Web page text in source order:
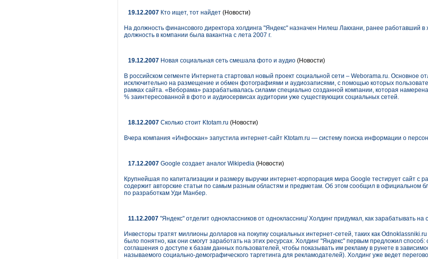
19.12.2007 Кто ищет, тот найдет (Новости)
На должность финансового директора холдинга "Яндекс" назначен Нилеш Лакхани, ранее работавший
должность в компании была вакантна с лета 2007 г.
19.12.2007 Новая социальная сеть смешала фото и аудио (Новости)
В российском сегменте Интернета стартовал новый проект социальной сети – Weborama.ru. Основное
исключительно на размещение и обмен фотографиями и аудиозаписями, с помощью которых
рамках сайта. «Веборама» разрабатывалась силами специально созданной компании, которая
% заинтересованной в фото и аудиосервисах аудитории уже существующих социальных сетей.
18.12.2007 Сколько стоит Ktotam.ru (Новости)
Вчера компания «Инфоскан» запустила интернет-сайт Ktotam.ru — систему поиска информации о
17.12.2007 Google создает аналог Wikipedia (Новости)
Крупнейшая по капитализации и размеру выручки интернет-корпорация мира Google тестирует сайт с
содержит авторские статьи по самым разным областям и предметам. Об этом сообщил в официальном
по разработкам Уди Манбер.
11.12.2007 "Яндекс" отделит одноклассников от одноклассниц/ Холдинг придумал, как зарабатывать на
Инвесторы тратят миллионы долларов на покупку социальных интернет-сетей, таких как
было понятно, как они смогут заработать на этих ресурсах. Холдинг "Яндекс" первым предложил способ:
соглашения о доступе к базам данных пользователей, чтобы показывать им рекламу в рунете в
называемого социально-демографического таргетинга для рекламодателей). Холдинг уже ведет